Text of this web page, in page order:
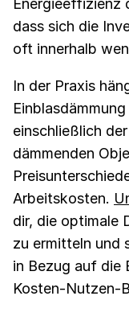
Energieeffizienz
dass sich die
oft innerhalb
In der Praxis
einschließlich
dämmenden
Arbeitskosten.
dir, die optimale
zu ermitteln und
in Bezug auf die
Kosten-Nutzen-